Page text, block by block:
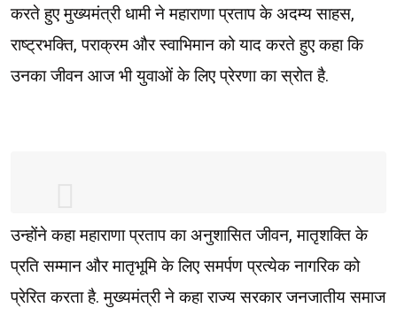
करते हुए मुख्यमंत्री धामी ने महाराणा प्रताप के अदम्य साहस,
राष्ट्रभक्ति, पराक्रम और स्वाभिमान को याद करते हुए कहा कि
उनका जीवन आज भी युवाओं के लिए प्रेरणा का स्रोत है.
LIVE: नानकमत्ता, उधम सिंह नगर में वीर शिरोमणि
महाराणा प्रताप जी की जयन्ती के अवसर पर
आयोजित कार्यक्रम
https://t.co/7TC3xQIQCM
उन्होंने कहा महाराणा प्रताप का अनुशासित जीवन, मातृशक्ति के
प्रति सम्मान और मातृभूमि के लिए समर्पण प्रत्येक नागरिक को
प्रेरित करता है. मुख्यमंत्री ने कहा राज्य सरकार जनजातीय समाज